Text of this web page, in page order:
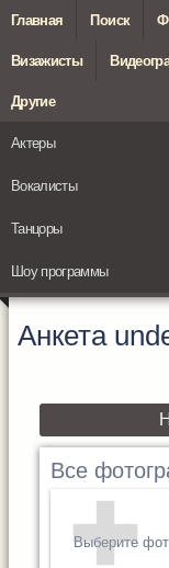
Главная Поиск
Визажисты
Другие
Актеры
Вокалисты
Танцоры
Шоу программы
Анкета
Все
Выберите